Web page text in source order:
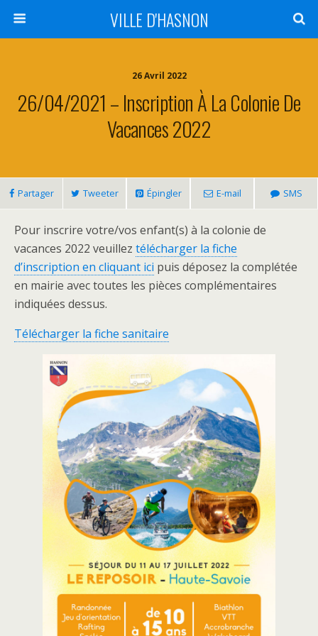
VILLE D'HASNON
26 Avril 2022
26/04/2021 – Inscription À La Colonie De
Vacances 2022
Partager Tweeter Épingler E-mail SMS
Pour inscrire votre/vos enfant(s) à la colonie de
vacances 2022 veuillez télécharger la fiche
d’inscription en cliquant ici puis déposez la complétée
en mairie avec toutes les pièces complémentaires
indiquées dessus.
Télécharger la fiche sanitaire